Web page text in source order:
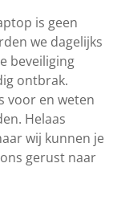
is geen
we dagelijks
beveiliging
ontbrak.
voor en weten
Helaas
wij kunnen je
gerust naar